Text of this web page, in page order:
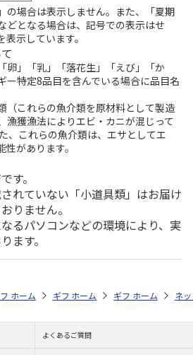
の場合は表示しません。また、「夏期
どとなる場合は、記号での表示はせ
示しています。
卵」「乳」「落花生」「えび」「か
ー特定8品目を含んでいる場合に品目名
（これらの魚介類を原材料として製造
漁獲漁法によりエビ・カニが混じって
、これらの魚介類は、エサとしてエ
があります。
す。
れていない「小道具類」はお届け
りません。
るパソコンなどの環境により、実
ます。
中元・夏ギフト特集 2026 ドリンク ジュ
トストア お中元・夏ギフト特集 2026
ホーム ギフトストア お中元・夏ギフト
ホーム ギフトストア お
ホーム ネ
よくあるご質問